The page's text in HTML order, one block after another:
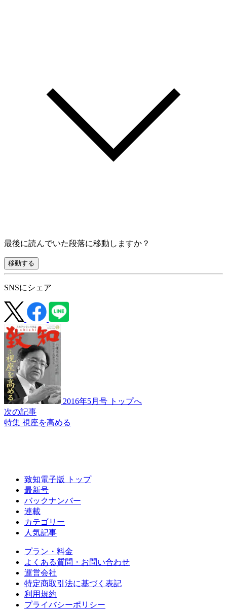
最後に読んでいた段落に移動しますか？
移動する
SNSにシェア
2016年5月号 トップへ
次の記事
特集 視座を高める
致知電子版 トップ
最新号
バックナンバー
連載
カテゴリー
人気記事
プラン・料金
よくある質問・お問い合わせ
運営会社
特定商取引法に基づく表記
利用規約
プライバシーポリシー